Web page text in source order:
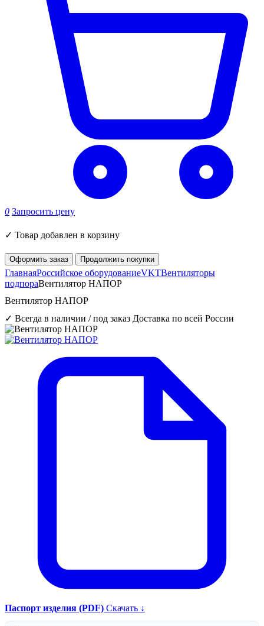
0 Запросить цену
✓ Товар добавлен в корзину
Оформить заказ Продолжить покупки
ГлавнаяРоссийское оборудованиеVKTВентиляторы
подпораВентилятор НАПОР
Вентилятор НАПОР
✓ Всегда в наличии / под заказ Доставка по всей России
Паспорт изделия (PDF) Скачать ↓